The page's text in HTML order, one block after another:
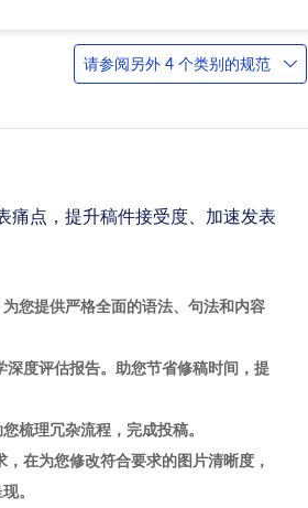
请参阅另外 4 个类别的规范
痛点，提升稿件接受度、加速发表
您提供严格全面的语法、句法和内容
度评估报告。助您节省修稿时间，提
梳理冗杂流程，完成投稿。
在为您修改符合要求的图片清晰度，
。